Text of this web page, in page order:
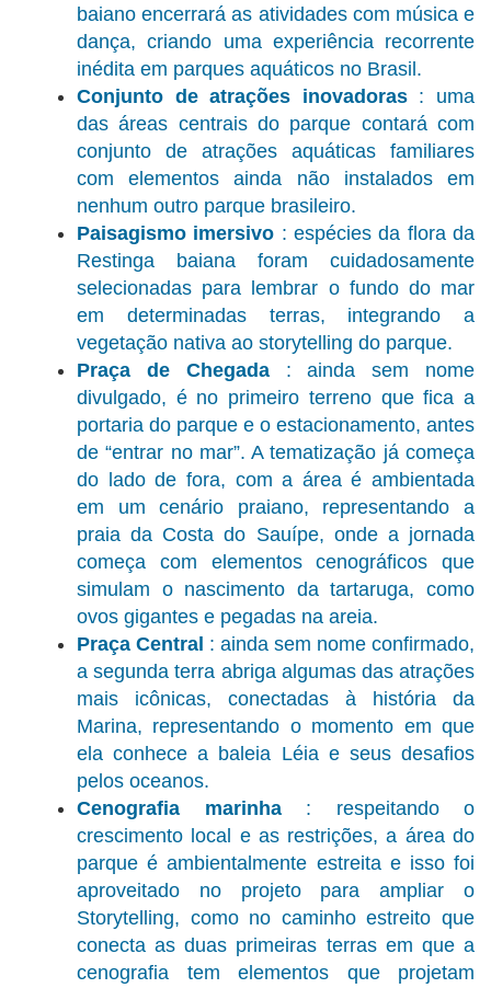
baiano encerrará as atividades com música e
dança, criando uma experiência recorrente
inédita em parques aquáticos no Brasil.
Conjunto de atrações inovadoras: uma
das áreas centrais do parque contará com
conjunto de atrações aquáticas familiares
com elementos ainda não instalados em
nenhum outro parque brasileiro.
Paisagismo imersivo : espécies da flora da
Restinga baiana foram cuidadosamente
selecionadas para lembrar o fundo do mar
em determinadas terras, integrando a
vegetação nativa ao storytelling do parque.
Praça de Chegada: ainda sem nome
divulgado, é no primeiro terreno que fica a
portaria do parque e o estacionamento, antes
de “entrar no mar”. A tematização já começa
do lado de fora, com a área é ambientada
em um cenário praiano, representando a
praia da Costa do Sauípe, onde a jornada
começa com elementos cenográficos que
simulam o nascimento da tartaruga, como
ovos gigantes e pegadas na areia.
Praça Central : ainda sem nome confirmado,
a segunda terra abriga algumas das atrações
mais icônicas, conectadas à história da
Marina, representando o momento em que
ela conhece a baleia Léia e seus desafios
pelos oceanos.
Cenografia marinha: respeitando o
crescimento local e as restrições, a área do
parque é ambientalmente estreita e isso foi
aproveitado no projeto para ampliar o
Storytelling, como no caminho estreito que
conecta as duas primeiras terras em que a
cenografia tem elementos que projetam